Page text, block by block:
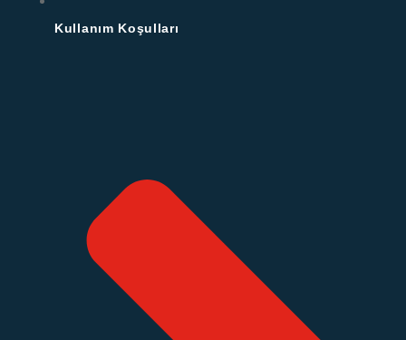
Kullanım Koşulları